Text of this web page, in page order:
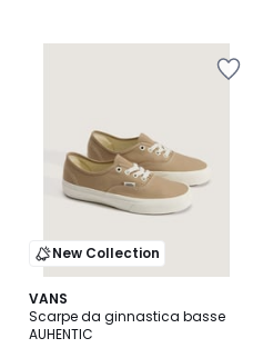
New Collection
VANS
Scarpe da ginnastica basse
AUHENTIC